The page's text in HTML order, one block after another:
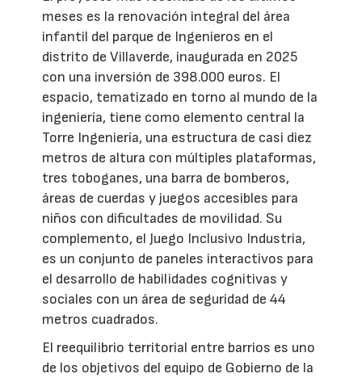
meses es la renovación integral del área
infantil del parque de Ingenieros en el
distrito de Villaverde, inaugurada en 2025
con una inversión de 398.000 euros. El
espacio, tematizado en torno al mundo de la
ingeniería, tiene como elemento central la
Torre Ingeniería, una estructura de casi diez
metros de altura con múltiples plataformas,
tres toboganes, una barra de bomberos,
áreas de cuerdas y juegos accesibles para
niños con dificultades de movilidad. Su
complemento, el Juego Inclusivo Industria,
es un conjunto de paneles interactivos para
el desarrollo de habilidades cognitivas y
sociales con un área de seguridad de 44
metros cuadrados.
El reequilibrio territorial entre barrios es uno
de los objetivos del equipo de Gobierno de la